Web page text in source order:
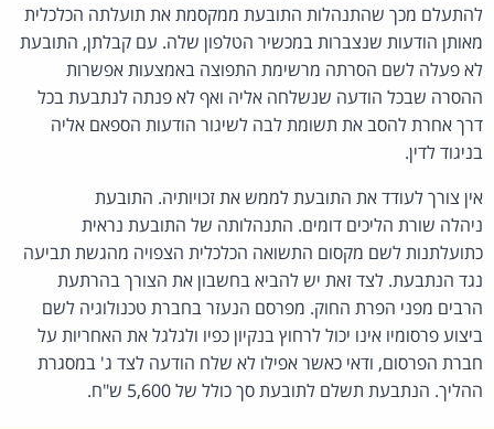
להתעלם מכך שהתנהלות התובעת ממקסמת את תועלתה הכלכלית
מאותן הודעות שנצברות במכשיר הטלפון שלה. עם קבלתן, התובעת
לא פעלה לשם הסרתה מרשימת התפוצה באמצעות אפשרות
ההסרה שבכל הודעה שנשלחה אליה ואף לא פנתה לנתבעת בכל
דרך אחרת להסב את תשומת לבה לשיגור הודעות הספאם אליה
בניגוד לדין.
אין צורך לעודד את התובעת לממש את זכויותיה. התובעת
ניהלה שורת הליכים דומים. התנהלותה של התובעת נראית
כתועלתנות לשם מקסום התשואה הכלכלית הצפויה מהגשת תביעה
נגד הנתבעת. לצד זאת יש להביא בחשבון את הצורך בהרתעת
הרבים מפני הפרת החוק. מפרסם הנעזר בחברת טכנולוגיה לשם
ביצוע פרסומיו אינו יכול לרחוץ בנקיון כפיו ולגלגל את האחריות על
חברת הפרסום, ודאי כאשר אפילו לא שלח הודעה לצד ג' במסגרת
ההליך. הנתבעת תשלם לתובעת סך כולל של 5,600 ש"ח.